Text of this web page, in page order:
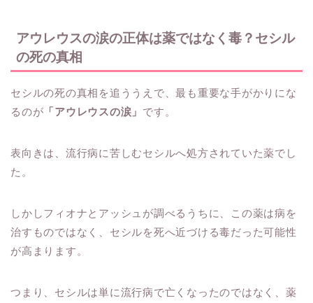
アウレウスの涙の正体は薬ではなく毒？セシル
の死の真相
セシルの死の真相を追ううえで、最も重要な手がかりにな
るのが 「アウレウスの涙」 です。
表向きは、流行病に苦しむセシルへ処方されていた薬でし
た。
しかしフィオナとアッシュが調べるうちに、この薬は病を
治すものではなく、セシルを死へ近づける毒だった可能性
が高まります。
つまり、セシルは単に流行病で亡くなったのではなく、薬